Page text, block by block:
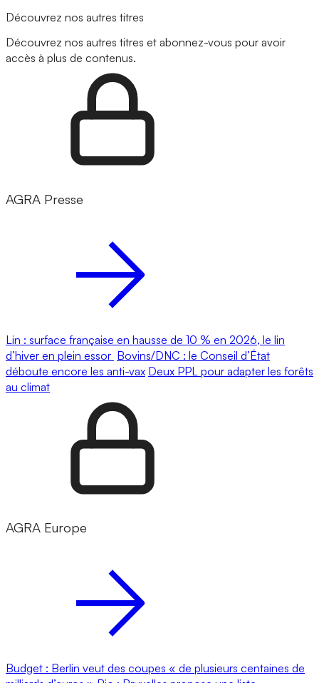
Découvrez nos autres titres
Découvrez nos autres titres et abonnez-vous pour avoir
accès à plus de contenus.
AGRA Presse
Lin : surface française en hausse de 10 % en 2026, le lin
d’hiver en plein essor Bovins/DNC : le Conseil d’État
déboute encore les anti-vax Deux PPL pour adapter les forêts
au climat
AGRA Europe
Budget : Berlin veut des coupes « de plusieurs centaines de